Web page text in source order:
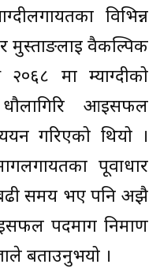
विभिन्न
र मुस्ताङलाई वैकल्पिक
मा म्याग्दीको
आइसफल
गरिएको थियो ।
पूर्वाधार
समय भए पनि अझै
पदमार्ग निर्माण
बताउनुभयो ।